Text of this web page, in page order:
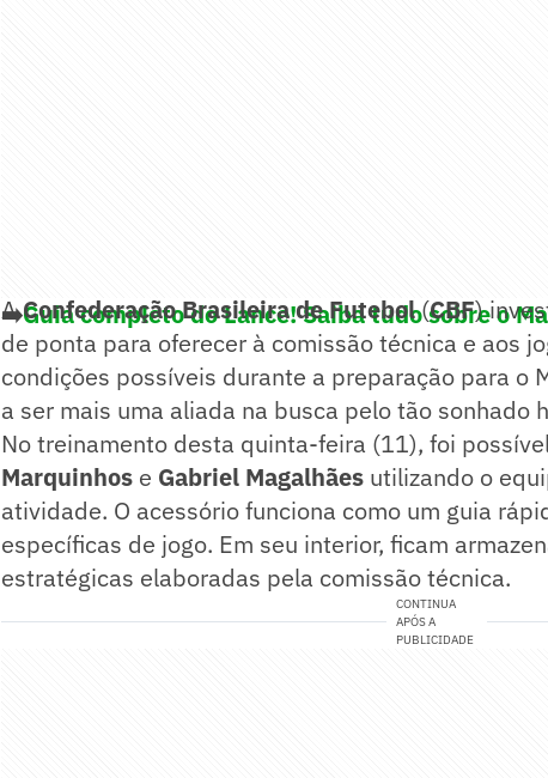
➡️Guia completo do Lance! Saiba tudo sobre o
AConfederação Brasileira de Futebol(CBF)
de ponta para oferecer à comissão técnica e aos
condições possíveis durante a preparação para o
a ser mais uma aliada na busca pelo tão sonhado
No treinamento desta quinta-feira (11), foi
Marquinhos e Gabriel Magalhães utilizando o
atividade. O acessório funciona como um guia
específicas de jogo. Em seu interior, ficam
estratégicas elaboradas pela comissão técnica.
CONTINUA
APÓS A
PUBLICIDADE